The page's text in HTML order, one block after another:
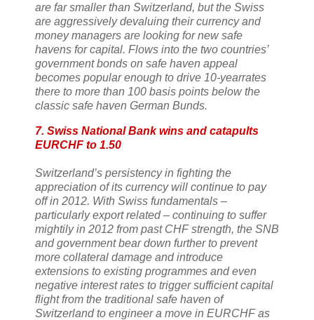
are far smaller than Switzerland, but the Swiss
are aggressively devaluing their currency and
money managers are looking for new safe
havens for capital. Flows into the two countries’
government bonds on safe haven appeal
becomes popular enough to drive 10-yearrates
there to more than 100 basis points below the
classic safe haven German Bunds.
7. Swiss National Bank wins and catapults
EURCHF to 1.50
Switzerland’s persistency in fighting the
appreciation of its currency will continue to pay
off in 2012. With Swiss fundamentals –
particularly export related – continuing to suffer
mightily in 2012 from past CHF strength, the SNB
and government bear down further to prevent
more collateral damage and introduce
extensions to existing programmes and even
negative interest rates to trigger sufficient capital
flight from the traditional safe haven of
Switzerland to engineer a move in EURCHF as